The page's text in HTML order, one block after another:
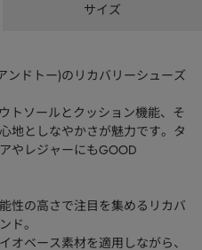
サイズ
ンドトー)のリカバリーシューズ
トソールとクッション機能、そ
地としなやかさが魅力です。タ
やレジャーにもGOOD
性の高さで注目を集めるリカバ
ド。
オベース素材を適用しながら、